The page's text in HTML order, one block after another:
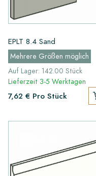
EPLT 8.4 Sand
Mehrere Größen möglich
Auf Lager: 142.00 Stück
Lieferzeit 3-5 Werktagen
7,62 € Pro Stück